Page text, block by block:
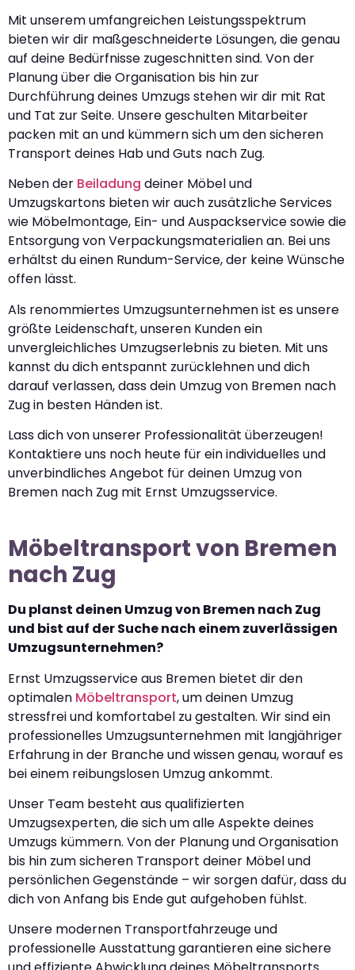
Mit unserem umfangreichen Leistungsspektrum
bieten wir dir maßgeschneiderte Lösungen, die genau
auf deine Bedürfnisse zugeschnitten sind. Von der
Planung über die Organisation bis hin zur
Durchführung deines Umzugs stehen wir dir mit Rat
und Tat zur Seite. Unsere geschulten Mitarbeiter
packen mit an und kümmern sich um den sicheren
Transport deines Hab und Guts nach Zug.
Neben der Beiladung deiner Möbel und
Umzugskartons bieten wir auch zusätzliche Services
wie Möbelmontage, Ein- und Auspackservice sowie die
Entsorgung von Verpackungsmaterialien an. Bei uns
erhältst du einen Rundum-Service, der keine Wünsche
offen lässt.
Als renommiertes Umzugsunternehmen ist es unsere
größte Leidenschaft, unseren Kunden ein
unvergleichliches Umzugserlebnis zu bieten. Mit uns
kannst du dich entspannt zurücklehnen und dich
darauf verlassen, dass dein Umzug von Bremen nach
Zug in besten Händen ist.
Lass dich von unserer Professionalität überzeugen!
Kontaktiere uns noch heute für ein individuelles und
unverbindliches Angebot für deinen Umzug von
Bremen nach Zug mit Ernst Umzugsservice.
Möbeltransport von Bremen
nach Zug
Du planst deinen Umzug von Bremen nach Zug
und bist auf der Suche nach einem zuverlässigen
Umzugsunternehmen?
Ernst Umzugsservice aus Bremen bietet dir den
optimalen Möbeltransport, um deinen Umzug
stressfrei und komfortabel zu gestalten. Wir sind ein
professionelles Umzugsunternehmen mit langjähriger
Erfahrung in der Branche und wissen genau, worauf es
bei einem reibungslosen Umzug ankommt.
Unser Team besteht aus qualifizierten
Umzugsexperten, die sich um alle Aspekte deines
Umzugs kümmern. Von der Planung und Organisation
bis hin zum sicheren Transport deiner Möbel und
persönlichen Gegenstände – wir sorgen dafür, dass du
dich von Anfang bis Ende gut aufgehoben fühlst.
Unsere modernen Transportfahrzeuge und
professionelle Ausstattung garantieren eine sichere